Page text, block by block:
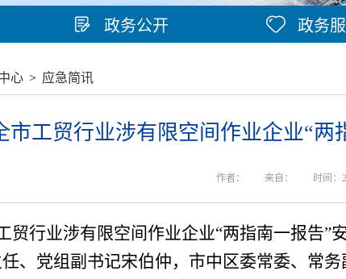
政务公开 政务
心 > 应急简讯
市工贸行业涉有限空间作业企业“两
作者： 来自： 时间：
贸行业涉有限空间作业企业“两指南一报告
、党组副书记宋伯仲，市中区委常委、常